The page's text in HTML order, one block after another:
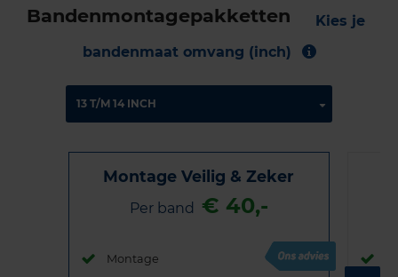
Bandenmontagepakketten
Kies je
bandenmaat omvang (inch)
Montage Veilig & Zeker
Per band € 40,-
Montage